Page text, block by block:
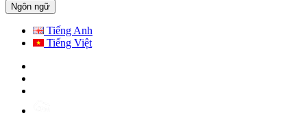
Ngôn ngữ
Tiếng Anh
Tiếng Việt